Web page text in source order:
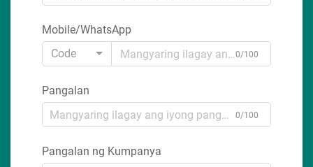
Mobile/WhatsApp
Code
0/100
Pangalan
0/100
Pangalan ng Kumpanya